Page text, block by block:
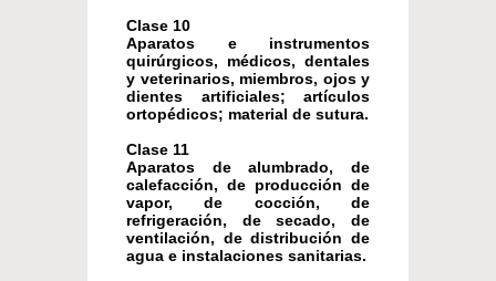
Clase 10
Aparatos e instrumentos
quirúrgicos, médicos, dentales
y veterinarios, miembros, ojos y
dientes artificiales; artículos
ortopédicos; material de sutura.
Clase 11
Aparatos de alumbrado, de
calefacción, de producción de
vapor, de cocción, de
refrigeración, de secado, de
ventilación, de distribución de
agua e instalaciones sanitarias.